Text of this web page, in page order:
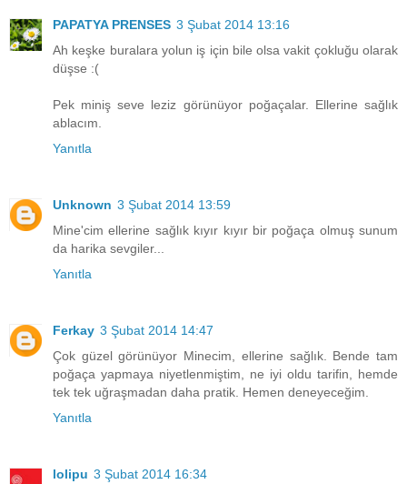
PAPATYA PRENSES 3 Şubat 2014 13:16
Ah keşke buralara yolun iş için bile olsa vakit çokluğu olarak
düşse :(
Pek miniş seve leziz görünüyor poğaçalar. Ellerine sağlık
ablacım.
Yanıtla
Unknown 3 Şubat 2014 13:59
Mine'cim ellerine sağlık kıyır kıyır bir poğaça olmuş sunum
da harika sevgiler...
Yanıtla
Ferkay 3 Şubat 2014 14:47
Çok güzel görünüyor Minecim, ellerine sağlık. Bende tam
poğaça yapmaya niyetlenmiştim, ne iyi oldu tarifin, hemde
tek tek uğraşmadan daha pratik. Hemen deneyeceğim.
Yanıtla
lolipu 3 Şubat 2014 16:34